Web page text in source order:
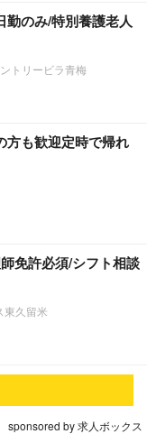
勤のみ/特別養護老人
トリービラ青梅
方も歓迎定時で帰れ
免許必須/シフト相談
東久留米
sponsored by 求人ボックス